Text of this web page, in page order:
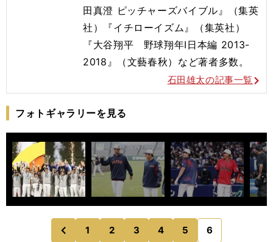
田真澄 ピッチャーズバイブル』（集英
社）『イチローイズム』（集英社）
『大谷翔平 野球翔年Ⅰ日本編 2013-
2018』（文藝春秋）など著者多数。
石田雄太の記事一覧
フォトギャラリーを見る
前
のページへ
1 2 3 4 5 6